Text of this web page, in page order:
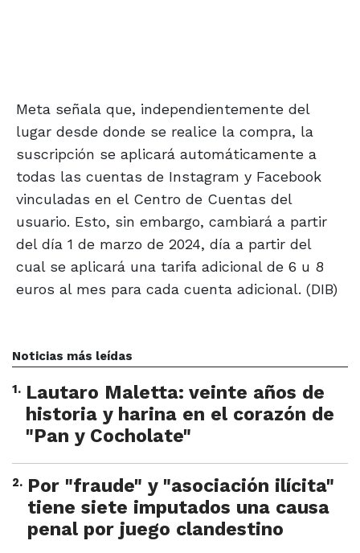
Meta señala que, independientemente del
lugar desde donde se realice la compra, la
suscripción se aplicará automáticamente a
todas las cuentas de Instagram y Facebook
vinculadas en el Centro de Cuentas del
usuario. Esto, sin embargo, cambiará a partir
del día 1 de marzo de 2024, día a partir del
cual se aplicará una tarifa adicional de 6 u 8
euros al mes para cada cuenta adicional. (DIB)
Noticias más leídas
1. Lautaro Maletta: veinte años de
historia y harina en el corazón de
"Pan y Cocholate"
2. Por "fraude" y "asociación ilícita"
tiene siete imputados una causa
penal por juego clandestino